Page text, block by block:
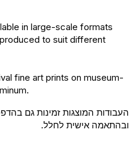
in large-scale formats
to suit different
fine art prints on museum-
העבודות המוצגות זמינות גם
ובהתאמה אישית לחלל.